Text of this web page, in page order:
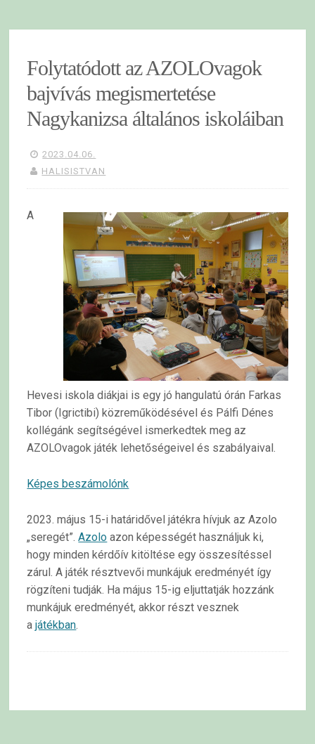
Folytatódott az AZOLOvagok
bajvívás megismertetése
Nagykanizsa általános iskoláiban
2023.04.06.
HALISISTVAN
A
Hevesi iskola diákjai is egy jó hangulatú órán Farkas
Tibor (Igrictibi) közreműködésével és Pálfi Dénes
kollégánk segítségével ismerkedtek meg az
AZOLOvagok játék lehetőségeivel és szabályaival.
Képes beszámolónk
2023. május 15-i határidővel játékra hívjuk az Azolo
„seregét”.Azolo azon képességét használjuk ki,
hogy minden kérdőív kitöltése egy összesítéssel
zárul. A játék résztvevői munkájuk eredményét így
rögzíteni tudják. Ha május 15-ig eljuttatják hozzánk
munkájuk eredményét, akkor részt vesznek
ajátékban